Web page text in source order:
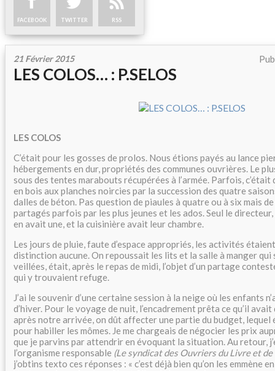
FACEBOOK TWITTER RSS
21 Février 2015
LES COLOS… : P.SELOS
LES COLOS
C’était pour les gosses de prolos. Nous étions payés au lance
hébergements en dur, propriétés des communes ouvrières. Le
sous des tentes marabouts récupérées à l’armée. Parfois, c’était
en bois aux planches noircies par la succession des quatre
dalles de béton. Pas question de piaules à quatre ou à six mais
partagés parfois par les plus jeunes et les ados. Seul le
en avait une, et la cuisinière avait leur chambre.
Les jours de pluie, faute d’espace appropriés, les activités
distinction aucune. On repoussait les lits et la salle à manger
veillées, était, après le repas de midi, l’objet d’un partage
qui y trouvaient refuge.
J’ai le souvenir d’une certaine session à la neige où les enfants
d’hiver. Pour le voyage de nuit, l’encadrement prêta ce qu’il
après notre arrivée, on dût affecter une partie du budget, lequel
pour habiller les mômes. Je me chargeais de négocier les prix
que je parvins par attendrir en évoquant la situation. Au retour,
l’organisme responsable (Le syndicat des Ouvriers du Livre et de
j’obtins texto ces réponses : « c’est déjà bien qu’on les emmène